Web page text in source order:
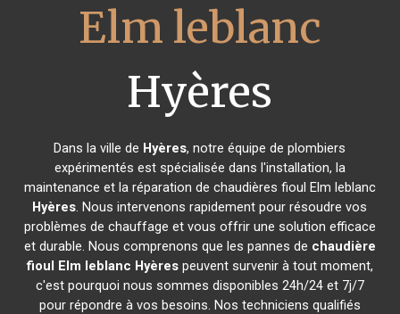
Elm leblanc
Hyères
Dans la ville de Hyères, notre équipe de plombiers
expérimentés est spécialisée dans l'installation, la
maintenance et la réparation de chaudières fioul Elm leblanc
Hyères. Nous intervenons rapidement pour résoudre vos
problèmes de chauffage et vous offrir une solution efficace
et durable. Nous comprenons que les pannes de chaudière
fioul Elm leblanc Hyèrespeuvent survenir à tout moment,
c'est pourquoi nous sommes disponibles 24h/24 et 7j/7
pour répondre à vos besoins. Nos techniciens qualifiés